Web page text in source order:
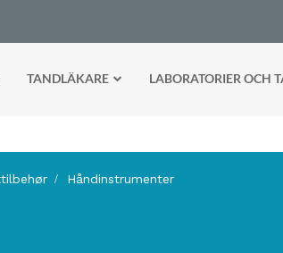
TANDLÄKARE LABORATORIER OCH
Håndinstrumenter